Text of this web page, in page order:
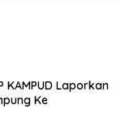
KAMPUD Laporkan
Ke